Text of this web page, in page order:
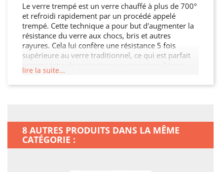
Le verre trempé est un verre chauffé à plus de 700°
et refroidi rapidement par un procédé appelé
trempé. Cette technique a pour but d'augmenter la
résistance du verre aux chocs, bris et autres
rayures. Cela lui confère une résistance 5 fois
supérieure au verre traditionnel, ce qui est parfait
tactile de votre Xiaomi Mi 11i des agressions
extérieures. Le verre trempé est dès lors considéré
crédence de cuisine, ou encore le mobilier urbain,
les parois intérieures, les portes et fenêtres dans les
lieux publics …
lire la suite...
8 AUTRES PRODUITS DANS LA MÊME
CATÉGORIE :